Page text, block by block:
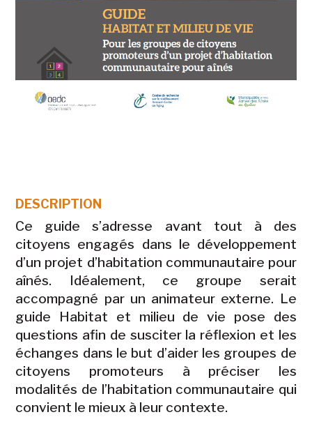
DESCRIPTION
Ce guide s’adresse avant tout à des
citoyens engagés dans le développement
d’un projet d’habitation communautaire pour
aînés. Idéalement, ce groupe serait
accompagné par un animateur externe. Le
guide Habitat et milieu de vie pose des
questions afin de susciter la réflexion et les
échanges dans le but d’aider les groupes de
citoyens promoteurs à préciser les
modalités de l’habitation communautaire qui
convient le mieux à leur contexte.